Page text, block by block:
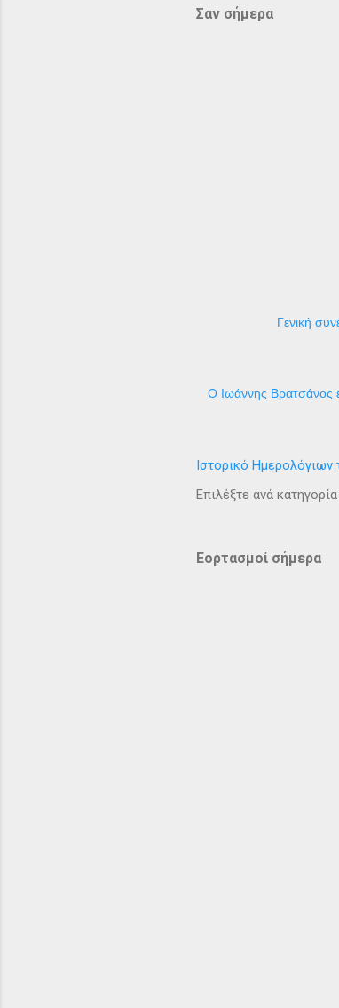
Σαν σήμερα
Γενική
Ο Ιωάννης Βρατσάνος
Ιστορικό
Επιλέξτε ανά κατηγορία
Εορτασμοί σήμερα